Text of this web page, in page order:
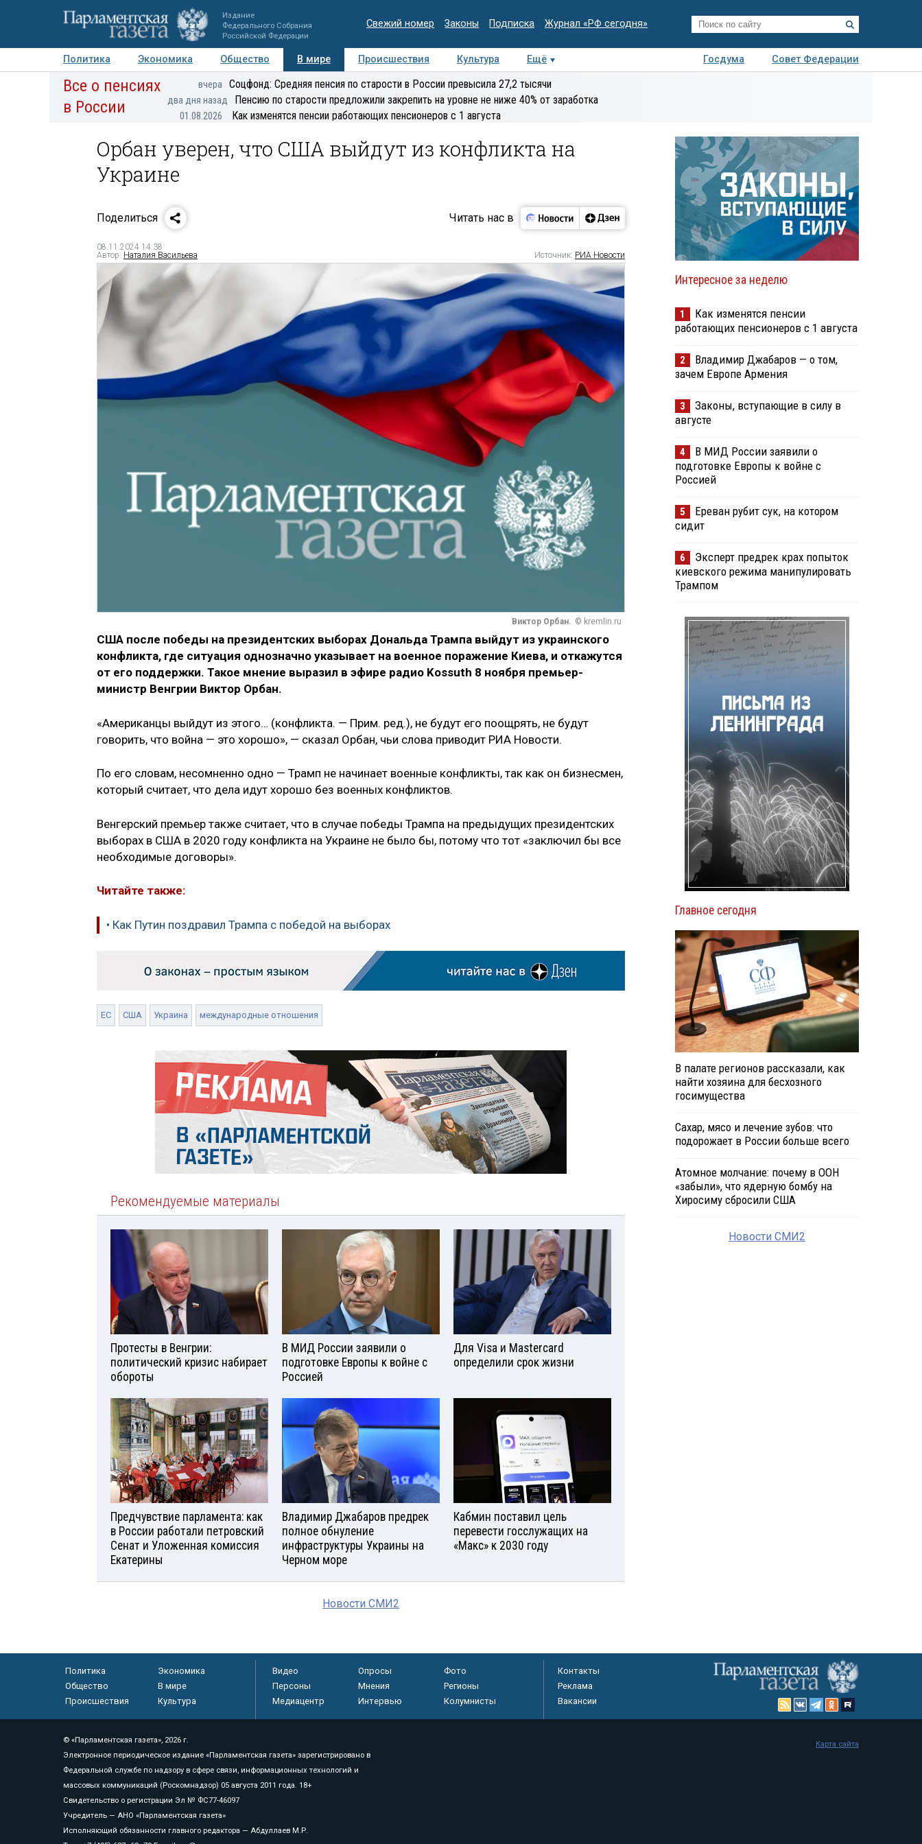
Издание
Федерального Собрания
Российской Федерации
Свежий номер Законы Подписка Журнал «РФ сегодня»
Политика Экономика Общество В мире Происшествия Культура Ещё Госдума
Совет Федерации
Авторы Персоны Мнения Регионы Медиацентр Интервью Колумнисты
экспертиза
Все о пенсиях
в России
вчера Соцфонд: Средняя пенсия по старости в России превысила 27,2 тысячи
два дня назад Пенсию по старости предложили закрепить на уровне не ниже 40% от заработка
01.08.2026 Как изменятся пенсии работающих пенсионеров с 1 августа
Орбан уверен, что США выйдут из конфликта на
Украине
Поделиться Читать нас в
08.11.2024 14:38
Автор: Наталия Васильева Источник: РИА Новости
Виктор Орбан. © kremlin.ru
США после победы на президентских выборах Дональда Трампа выйдут из украинского
конфликта, где ситуация однозначно указывает на военное поражение Киева, и откажутся
от его поддержки. Такое мнение выразил в эфире радио Kossuth 8 ноября премьер-
министр Венгрии Виктор Орбан.
«Американцы выйдут из этого… (конфликта. — Прим. ред.), не будут его поощрять, не будут
говорить, что война — это хорошо», — сказал Орбан, чьи слова приводит РИА Новости.
По его словам, несомненно одно — Трамп не начинает военные конфликты, так как он бизнесмен,
который считает, что дела идут хорошо без военных конфликтов.
Венгерский премьер также считает, что в случае победы Трампа на предыдущих президентских
выборах в США в 2020 году конфликта на Украине не было бы, потому что тот «заключил бы все
необходимые договоры».
Читайте также:
• Как Путин поздравил Трампа с победой на выборах
ЕС США Украина международные отношения
Рекомендуемые материалы
Протесты в Венгрии:
политический кризис набирает
обороты
В МИД России заявили о
подготовке Европы к войне с
Россией
Для Visа и Mastercard
определили срок жизни
Предчувствие парламента: как
в России работали петровский
Сенат и Уложенная комиссия
Екатерины
Владимир Джабаров предрек
полное обнуление
инфраструктуры Украины на
Черном море
Кабмин поставил цель
перевести госслужащих на
«Макс» к 2030 году
Новости СМИ2
Интересное за неделю
1
Как изменятся пенсии
работающих пенсионеров с 1 августа
2
Владимир Джабаров — о том,
зачем Европе Армения
3
Законы, вступающие в силу в
августе
4
В МИД России заявили о
подготовке Европы к войне с
Россией
5
Ереван рубит сук, на котором
сидит
6
Эксперт предрек крах попыток
киевского режима манипулировать
Трампом
Главное сегодня
В палате регионов рассказали, как
найти хозяина для бесхозного
госимущества
Сахар, мясо и лечение зубов: что
подорожает в России больше всего
Атомное молчание: почему в ООН
«забыли», что ядерную бомбу на
Хиросиму сбросили США
Новости СМИ2
Политика
Экономика
Общество
В мире
Происшествия
Культура
Видео Опросы
Фото
Персоны
Мнения
Регионы
Медиацентр
Интервью Колумнисты
Контакты
Реклама
Вакансии
© «Парламентская газета», 2026 г.
Электронное периодическое издание «Парламентская газета» зарегистрировано в
Федеральной службе по надзору в сфере связи, информационных технологий и
массовых коммуникаций (Роскомнадзор) 05 августа 2011 года. 18+
Свидетельство о регистрации Эл № ФС77-46097
Учредитель — АНО «Парламентская газета»
Исполняющий обязанности главного редактора — Абдуллаев М.Р.
Карта сайта